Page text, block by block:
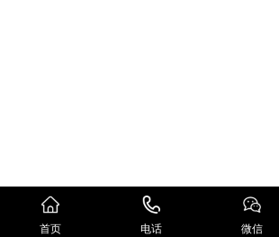
首页 电话 微信